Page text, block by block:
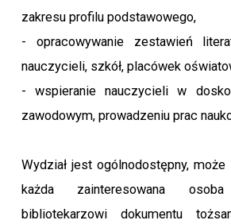
zakresu profilu podstawowego,
- opracowywanie zestawień
nauczycieli, szkół, placówek
- wspieranie nauczycieli w
zawodowym, prowadzeniu prac
Wydział jest ogólnodostępny,
każda zainteresowana
bibliotekarzowi dokumentu